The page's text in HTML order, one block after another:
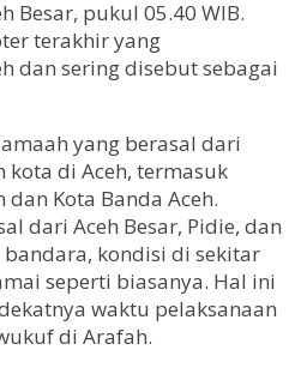
Besar, pukul 05.40 WIB.
terakhir yang
dan sering disebut sebagai
yang berasal dari
di Aceh, termasuk
Kota Banda Aceh.
dari Aceh Besar, Pidie, dan
bandara, kondisi di sekitar
seperti biasanya. Hal ini
waktu pelaksanaan
di Arafah.